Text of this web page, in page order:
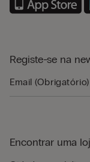
Registe-se na
Encontrar uma